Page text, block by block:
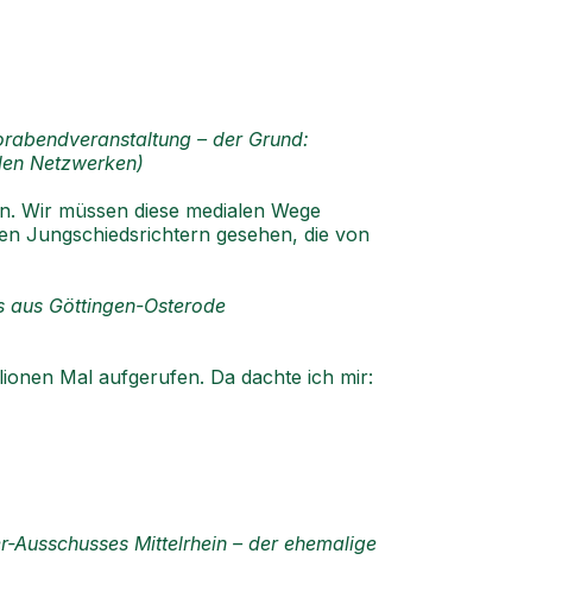
– der Grund:
Netzwerken)
Wir müssen diese medialen Wege
Jungschiedsrichtern gesehen, die von
aus Göttingen-Osterode
Mal aufgerufen. Da dachte ich mir:
Mittelrhein – der ehemalige